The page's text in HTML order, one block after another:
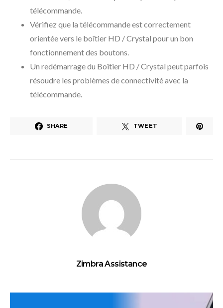
télécommande.
Vérifiez que la télécommande est correctement
orientée vers le boîtier HD / Crystal pour un bon
fonctionnement des boutons.
Un redémarrage du Boîtier HD / Crystal peut parfois
résoudre les problèmes de connectivité avec la
télécommande.
SHARE TWEET
Zimbra Assistance